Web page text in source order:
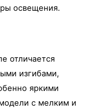
освещения.
отличается
изгибами,
яркими
с мелким и